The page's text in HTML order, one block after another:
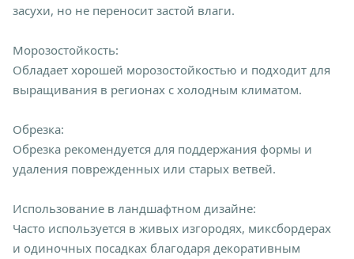
засухи, но не переносит застой влаги.
Морозостойкость:
Обладает хорошей морозостойкостью и подходит для
выращивания в регионах с холодным климатом.
Обрезка:
Обрезка рекомендуется для поддержания формы и
удаления поврежденных или старых ветвей.
Использование в ландшафтном дизайне:
Часто используется в живых изгородях, миксбордерах
и одиночных посадках благодаря декоративным